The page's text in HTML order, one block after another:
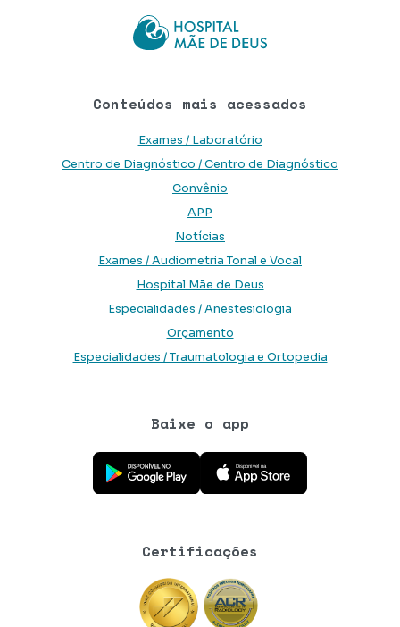
Conteúdos mais acessados
Exames / Laboratório
Centro de Diagnóstico / Centro de Diagnóstico
Convênio
APP
Notícias
Exames / Audiometria Tonal e Vocal
Hospital Mãe de Deus
Especialidades / Anestesiologia
Orçamento
Especialidades / Traumatologia e Ortopedia
Baixe o app
Baixe o aplicativo na Google Play Store
Baixe o aplicativo na App Store
Certificações